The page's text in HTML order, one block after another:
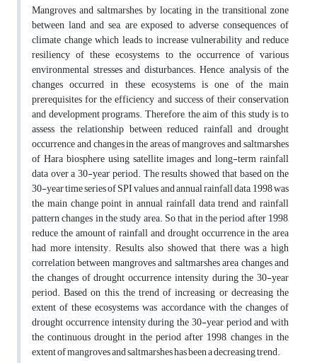
Mangroves and saltmarshes, by locating in the transitional zone
between land and sea, are exposed to adverse consequences of
climate change which leads to increase vulnerability and reduce
resiliency of these ecosystems to the occurrence of various
environmental stresses and disturbances. Hence, analysis of the
changes occurred in these ecosystems is one of the main
prerequisites for the efficiency and success of their conservation
and development programs. Therefore, the aim of this study is to
assess the relationship between reduced rainfall and drought
occurrence and changes in the areas of mangroves and saltmarshes
of Hara biosphere using satellite images and long-term rainfall
data over a 30-year period. The results showed that based on the
30-year time series of SPI values and annual rainfall data, 1998 was
the main change point in annual rainfall data trend and rainfall
pattern changes in the study area. So that in the period after 1998,
reduce the amount of rainfall and drought occurrence in the area
had more intensity. Results also showed that there was a high
correlation between mangroves and saltmarshes area changes and
the changes of drought occurrence intensity during the 30-year
period. Based on this, the trend of increasing or decreasing the
extent of these ecosystems was accordance with the changes of
drought occurrence intensity during the 30-year period and with
the continuous drought in the period after 1998, changes in the
extent of mangroves and saltmarshes has been a decreasing trend.